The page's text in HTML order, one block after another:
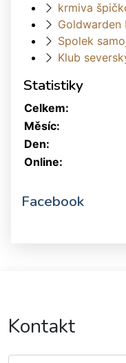
krmiva
Goldwarden
Spolek
Klub
Statistiky
Online:
Celkem:
Měsíc:
Den:
Facebook
Kontakt